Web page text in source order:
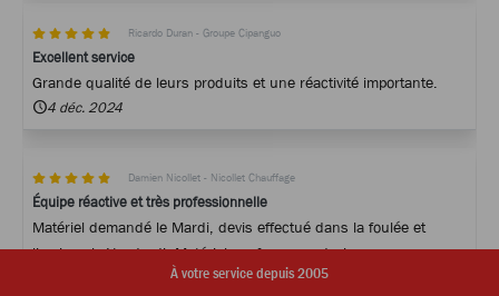
À votre service depuis 2005
Ricardo Duran - Groupe Cipanguo
Excellent service
Grande qualité de leurs produits et une réactivité importante.
4 déc. 2024
Damien Nicollet - Nicollet Chauffage
Équipe réactive et très professionnelle
Matériel demandé le Mardi, devis effectué dans la foulée et
livraison le Vendredi. Matériel conforme au devis.